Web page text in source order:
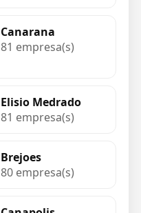
Canarana
81 empresa(s)
Elisio Medrado
81 empresa(s)
Brejoes
80 empresa(s)